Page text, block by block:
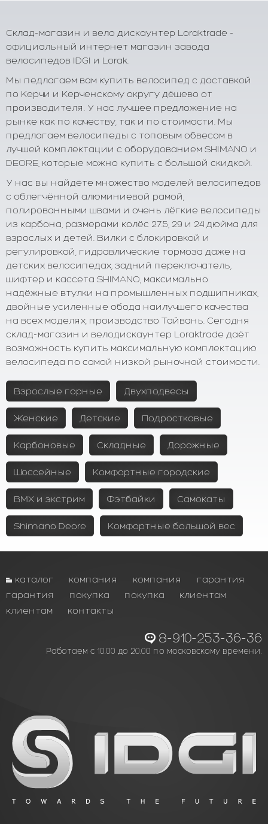
Склад-магазин и вело дискаунтер Loraktrade -
официальный интернет магазин завода
велосипедов IDGI и Lorak.
Мы педлагаем вам купить велосипед с доставкой
по Керчи и Керченскому округу дёшево от
производителя. У нас лучшее предложение на
рынке как по качеству, так и по стоимости. Мы
предлагаем велосипеды с топовым обвесом в
лучшей комплектации с оборудованием SHIMANO и
DEORE, которые можно купить с большой скидкой.
У нас вы найдёте множество моделей велосипедов
с облегчённой алюминиевой рамой,
полированными швами и очень лёгкие велосипеды
из карбона, размерами колёс 27.5, 29 и 24 дюйма для
взрослых и детей. Вилки с блокировкой и
регулировкой, гидравлические тормоза даже на
детских велосипедах, задний переключатель,
шифтер и кассета SHIMANO, максимально
надёжные втулки на промышленных подшипниках,
двойные усиленные обода наилучшего качества
на всех моделях, производство Тайвань. Сегодня
склад-магазин и велодискаунтер Loraktrade даёт
возможность купить максимальную комплектацию
велосипеда по самой низкой рыночной стоимости.
Взрослые горные Двухподвесы
Женские Детские Подростковые
Карбоновые Складные Дорожные
Шоссейные Комфортные городские
BMX и экстрим Фэтбайки Самокаты
Shimano Deore Комфортные большой вес
каталог компания компания
гарантия
гарантия
покупка покупка
клиентам
клиентам
контакты
8-910-253-36-36
Работаем с 10.00 до 20.00 по московскому времени.